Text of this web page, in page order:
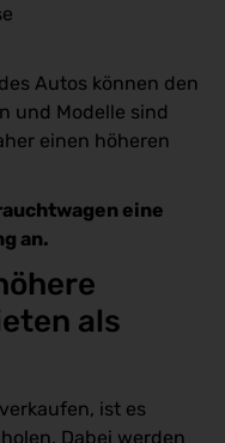
Autos können den
und Modelle sind
einen höheren
eine
an.
als
ist es
Dabei werden